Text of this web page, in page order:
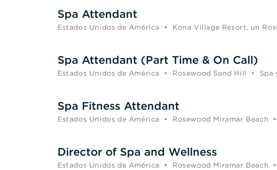
Spa Attendant
Estados Unidos de América • Kona Village Resort, un
Spa Attendant (Part Time & On Call)
Estados Unidos de América • Rosewood Sand Hill • Spa
Spa Fitness Attendant
Estados Unidos de América • Rosewood Miramar Beach •
Director of Spa and Wellness
Estados Unidos de América • Rosewood Miramar Beach •